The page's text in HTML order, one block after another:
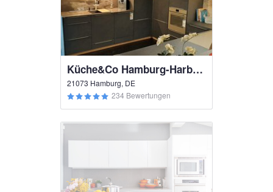
Küche&Co Hamburg-Harburg
21073 Hamburg, DE
234 Bewertungen